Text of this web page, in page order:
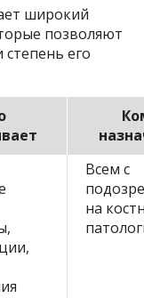
широкий
позволяют
его
Всем с
на